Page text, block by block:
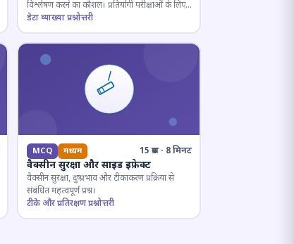
विश्लेषण करने का कौशल। प्रतियोगी परीक्षाओं के लिए
अनिवार्य।
डेटा व्याख्या प्रश्नोत्तरी
MCQ मध्यम 15 प्रश्न · 8 मिनट
वैक्सीन सुरक्षा और साइड इफ़ेक्ट
वैक्सीन सुरक्षा, दुष्प्रभाव और टीकाकरण प्रक्रिया से
संबंधित महत्वपूर्ण प्रश्न।
टीके और प्रतिरक्षण प्रश्नोत्तरी